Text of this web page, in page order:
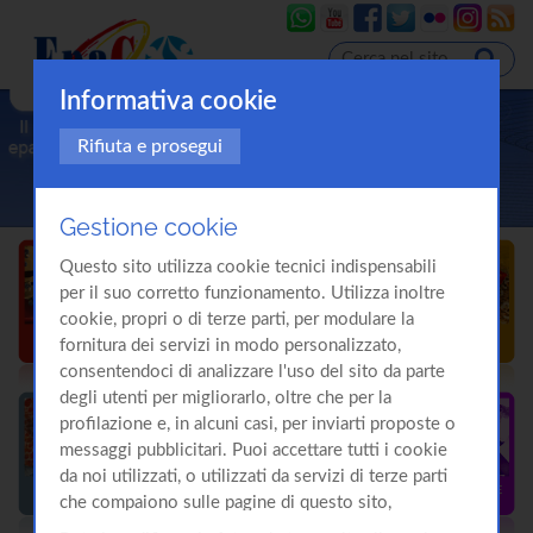
Informativa cookie
Rifiuta e prosegui
Gestione cookie
Questo sito utilizza cookie tecnici indispensabili
per il suo corretto funzionamento. Utilizza inoltre
cookie, propri o di terze parti, per modulare la
fornitura dei servizi in modo personalizzato,
consentendoci di analizzare l'uso del sito da parte
degli utenti per migliorarlo, oltre che per la
profilazione e, in alcuni casi, per inviarti proposte o
messaggi pubblicitari. Puoi accettare tutti i cookie
da noi utilizzati, o utilizzati da servizi di terze parti
che compaiono sulle pagine di questo sito,
premendo il pulsante "Accetta tutti i cookie"